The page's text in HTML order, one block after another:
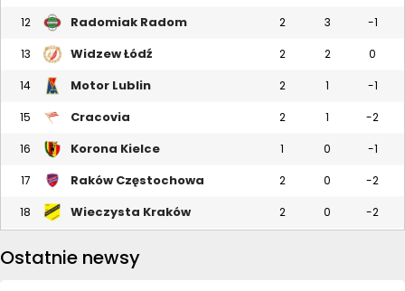
12 Radomiak Radom 2 3 -1
13 Widzew Łódź 2 2 0
14 Motor Lublin 2 1 -1
15 Cracovia 2 1 -2
16 Korona Kielce 1 0 -1
17 Raków Częstochowa 2 0 -2
18 Wieczysta Kraków 2 0 -2
Ostatnie newsy